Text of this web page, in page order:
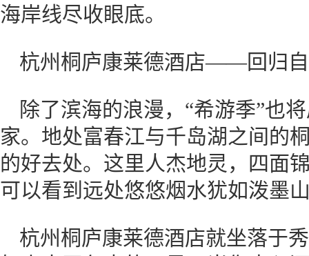
海岸线尽收眼底。
杭州桐庐康莱德酒店——回归
除了滨海的浪漫，“希游季”也
家。地处富春江与千岛湖之间的
的好去处。这里人杰地灵，四面
可以看到远处悠悠烟水犹如泼墨
杭州桐庐康莱德酒店就坐落于